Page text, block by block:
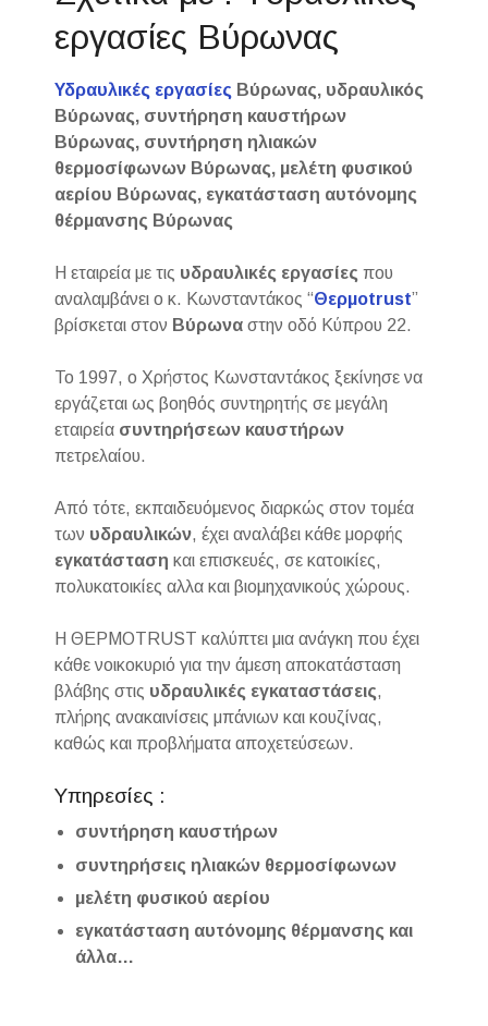
εργασίες Βύρωνας
Υδραυλικές εργασίες Βύρωνας, υδραυλικός
Βύρωνας, συντήρηση καυστήρων
Βύρωνας, συντήρηση ηλιακών
θερμοσίφωνων Βύρωνας, μελέτη φυσικού
αερίου Βύρωνας, εγκατάσταση αυτόνομης
θέρμανσης Βύρωνας
Η εταιρεία με τις υδραυλικές εργασίες που
αναλαμβάνει ο κ. Κωνσταντάκος “Θερμοtrust”
βρίσκεται στον Βύρωνα στην οδό Κύπρου 22.
Το 1997, ο Χρήστος Κωνσταντάκος ξεκίνησε να
εργάζεται ως βοηθός συντηρητής σε μεγάλη
εταιρεία συντηρήσεων καυστήρων
πετρελαίου.
Από τότε, εκπαιδευόμενος διαρκώς στον τομέα
των υδραυλικών, έχει αναλάβει κάθε μορφής
εγκατάσταση και επισκευές, σε κατοικίες,
πολυκατοικίες αλλα και βιομηχανικούς χώρους.
H ΘΕΡΜΟTRUST καλύπτει μια ανάγκη που έχει
κάθε νοικοκυριό για την άμεση αποκατάσταση
βλάβης στις υδραυλικές εγκαταστάσεις,
πλήρης ανακαινίσεις μπάνιων και κουζίνας,
καθώς και προβλήματα αποχετεύσεων.
Υπηρεσίες :
συντήρηση καυστήρων
συντηρήσεις ηλιακών θερμοσίφωνων
μελέτη φυσικού αερίου
εγκατάσταση αυτόνομης θέρμανσης και
άλλα…